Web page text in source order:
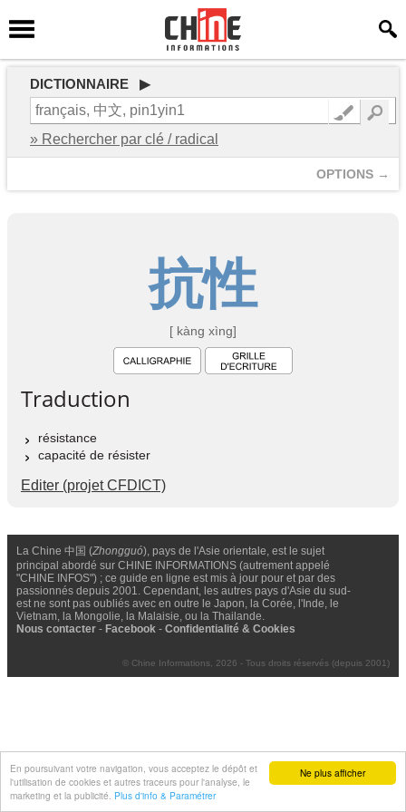
Ne plus afficher
En poursuivant votre navigation, vous acceptez le dépôt et
l'utilisation de cookies et autres traceurs pour l'analyse, le
marketing et la publicité. Plus d'info & Paramétrer
DICTIONNAIRE ▶
» Rechercher par clé / radical
OPTIONS →
抗性
[ kàng xìng]
Traduction
résistance
capacité de résister
Editer (projet CFDICT)
La Chine 中国 (Zhongguó), pays de l'Asie orientale, est le sujet
principal abordé sur CHINE INFORMATIONS (autrement appelé
"CHINE INFOS") ; ce guide en ligne est mis à jour pour et par des
passionnés depuis 2001. Cependant, les autres pays d'Asie du sud-
est ne sont pas oubliés avec en outre le Japon, la Corée, l'Inde, le
Vietnam, la Mongolie, la Malaisie, ou la Thailande.
Nous contacter - Facebook - Confidentialité & Cookies
© Chine Informations, 2026 - Tous droits réservés (depuis 2001)